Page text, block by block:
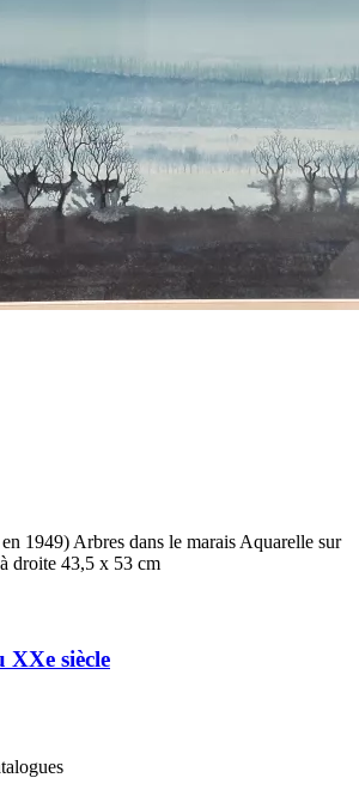
1949) Arbres dans le marais Aquarelle sur
droite 43,5 x 53 cm
siècle